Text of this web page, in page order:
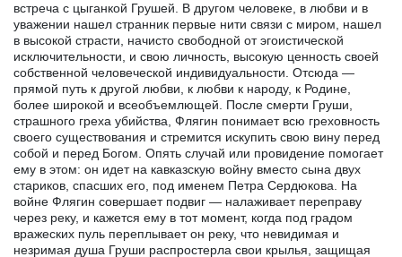
встреча с цыганкой Грушей. В другом человеке, в любви и в
уважении нашел странник первые нити связи с миром, нашел
в высокой страсти, начисто свободной от эгоистической
исключительности, и свою личность, высокую ценность своей
собственной человеческой индивидуальности. Отсюда —
прямой путь к другой любви, к любви к народу, к Родине,
более широкой и всеобъемлющей. После смерти Груши,
страшного греха убийства, Флягин понимает всю греховность
своего существования и стремится искупить свою вину перед
собой и перед Богом. Опять случай или провидение помогает
ему в этом: он идет на кавказскую войну вместо сына двух
стариков, спасших его, под именем Петра Сердюкова. На
войне Флягин совершает подвиг — налаживает переправу
через реку, и кажется ему в тот момент, когда под градом
вражеских пуль переплывает он реку, что невидимая и
незримая душа Груши распростерла свои крылья, защищая